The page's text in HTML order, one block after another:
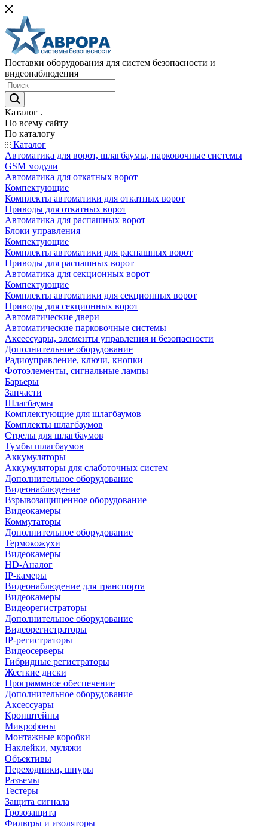
Поставки оборудования для систем безопасности и
видеонаблюдения
Каталог
По всему сайту
По каталогу
Каталог
Автоматика для ворот, шлагбаумы, парковочные системы
GSM модули
Автоматика для откатных ворот
Компектующие
Комплекты автоматики для откатных ворот
Приводы для откатных ворот
Автоматика для распашных ворот
Блоки управления
Компектующие
Комплекты автоматики для распашных ворот
Приводы для распашных ворот
Автоматика для секционных ворот
Компектующие
Комплекты автоматики для секционных ворот
Приводы для секционных ворот
Автоматические двери
Автоматические парковочные системы
Аксессуары, элементы управления и безопасности
Дополнительное оборудование
Радиоуправление, ключи, кнопки
Фотоэлементы, сигнальные лампы
Барьеры
Запчасти
Шлагбаумы
Комплектующие для шлагбаумов
Комплекты шлагбаумов
Стрелы для шлагбаумов
Тумбы шлагбаумов
Аккумуляторы
Аккумуляторы для слаботочных систем
Дополнительное оборудование
Видеонаблюдение
Взрывозащищенное оборудование
Видеокамеры
Коммутаторы
Дополнительное оборудование
Термокожухи
Видеокамеры
HD-Аналог
IP-камеры
Видеонаблюдение для транспорта
Видеокамеры
Видеорегистраторы
Дополнительное оборудование
Видеорегистраторы
IP-регистраторы
Видеосерверы
Гибридные регистраторы
Жесткие диски
Программное обеспечение
Дополнительное оборудование
Аксессуары
Кронштейны
Микрофоны
Монтажные коробки
Наклейки, муляжи
Объективы
Переходники, шнуры
Разъемы
Тестеры
Защита сигнала
Грозозащита
Фильтры и изоляторы